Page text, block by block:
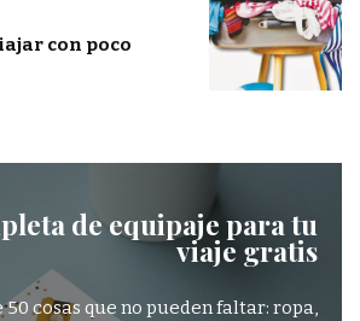
con poco
de equipaje para tu
viaje gratis
50 cosas que no pueden faltar: ropa,